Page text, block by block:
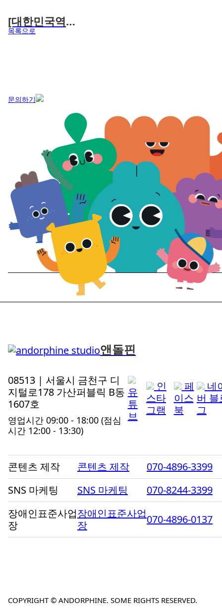
[대한민국역사
박물관] 촛불에
목록으로
문의하기
앤돌핀
08513 | 서울시 금천구 디
지털로178 가산퍼블릭 B동
1607호
영업시간 09:00 - 18:00 (점심
시간 12:00 - 13:30)
유
튜
브
인
스타
그램
페
이스
북
네
버 블
그
콘텐츠 제작 콘텐츠 제작
070-4896-3399
SNS 마케팅
SNS 마케팅
070-8244-3399
장애인표준사업
장
장애인표준사업
장
070-4896-0137
COPYRIGHT © ANDORPHINE. SOME RIGHTS RESERVED.